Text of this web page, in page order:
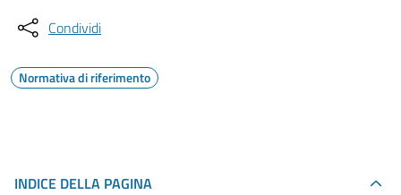
Condividi
Normativa di riferimento
INDICE DELLA PAGINA